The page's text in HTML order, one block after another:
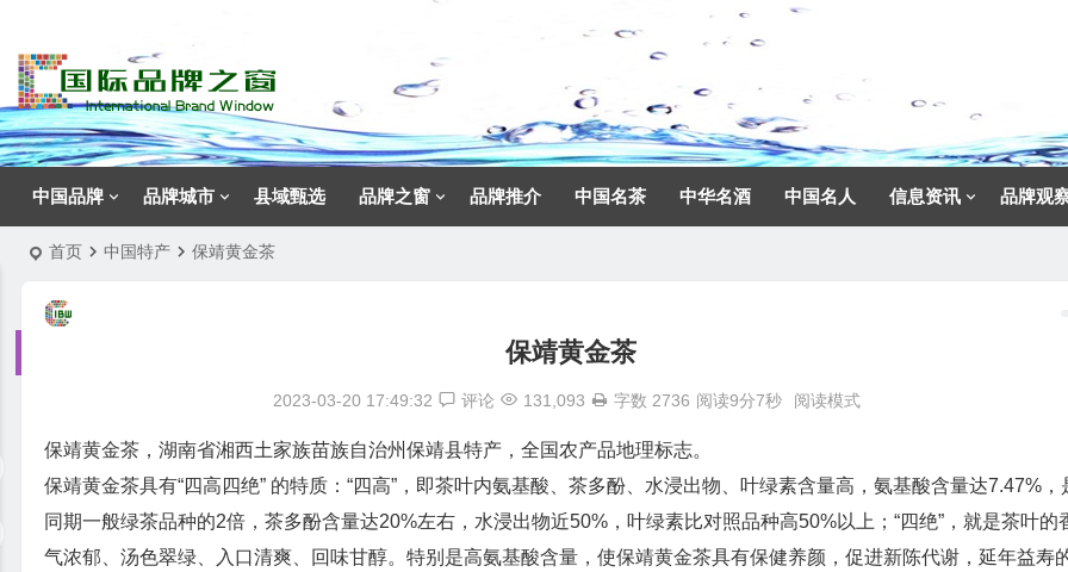
中国品牌 品牌城市 县域甄选 品牌之窗 品牌推介 中国名茶 中华名酒 中国名人 信息资讯 品牌观
首页 中国特产 保靖黄金茶
保靖黄金茶
2023-03-20 17:49:32 评论 131,093 字数 2736 阅读9分7秒 阅读模式
保靖黄金茶，湖南省湘西土家族苗族自治州保靖县特产，全国农产品地理标志。
保靖黄金茶具有“四高四绝” 的特质：“四高”，即茶叶内氨基酸、茶多酚、水浸出物、叶绿素含量高，氨基酸含量达7.47%，
同期一般绿茶品种的2倍，茶多酚含量达20%左右，水浸出物近50%，叶绿素比对照品种高50%以上；“四绝”，就是茶叶的
气浓郁、汤色翠绿、入口清爽、回味甘醇。特别是高氨基酸含量，使保靖黄金茶具有保健养颜，促进新陈代谢，延年益寿